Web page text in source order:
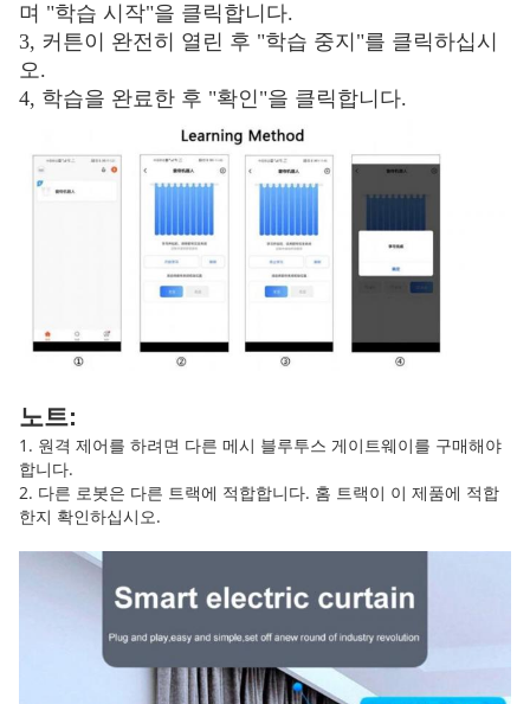
며 "학습 시작"을 클릭합니다.
3, 커튼이 완전히 열린 후 "학습 중지"를 클릭하십시
오.
4, 학습을 완료한 후 "확인"을 클릭합니다.
노트:
1. 원격 제어를 하려면 다른 메시 블루투스 게이트웨이를 구매해야
합니다.
2. 다른 로봇은 다른 트랙에 적합합니다. 홈 트랙이 이 제품에 적합
한지 확인하십시오.